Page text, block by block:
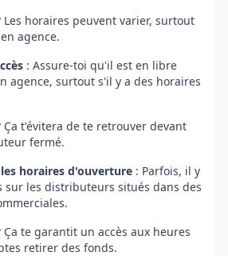
Les horaires peuvent varier, surtout
agence.
: Assure-toi qu'il est en libre
agence, surtout s'il y a des horaires
Ça t'évitera de te retrouver devant
fermé.
horaires d'ouverture : Parfois, il y
sur les distributeurs situés dans des
Ça te garantit un accès aux heures
retirer des fonds.